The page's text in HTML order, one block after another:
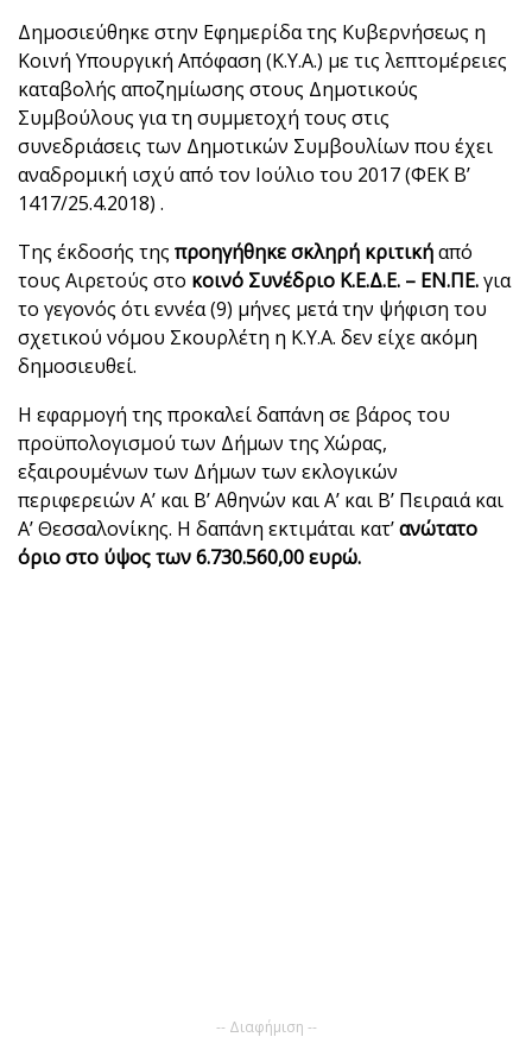
Δημοσιεύθηκε στην Εφημερίδα της Κυβερνήσεως η
Κοινή Υπουργική Απόφαση (Κ.Υ.Α.) με τις λεπτομέρειες
καταβολής αποζημίωσης στους Δημοτικούς
Συμβούλους για τη συμμετοχή τους στις
συνεδριάσεις των Δημοτικών Συμβουλίων που έχει
αναδρομική ισχύ από τον Ιούλιο του 2017 (ΦΕΚ Β’
1417/25.4.2018) .
Της έκδοσής της προηγήθηκε σκληρή κριτικήαπό
τους Αιρετούς στο κοινό Συνέδριο Κ.Ε.Δ.Ε. – ΕΝ.ΠΕ.για
το γεγονός ότι εννέα (9) μήνες μετά την ψήφιση του
σχετικού νόμου Σκουρλέτη η Κ.Υ.Α. δεν είχε ακόμη
δημοσιευθεί.
Η εφαρμογή της προκαλεί δαπάνη σε βάρος του
προϋπολογισμού των Δήμων της Χώρας,
εξαιρουμένων των Δήμων των εκλογικών
περιφερειών Α’ και Β’ Αθηνών και Α’ και Β’ Πειραιά και
Α’ Θεσσαλονίκης. Η δαπάνη εκτιμάται κατ’ανώτατο
όριο στο ύψος των 6.730.560,00 ευρώ.
-- Διαφήμιση --